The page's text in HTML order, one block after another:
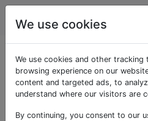
Als
getaggte
We use cookies
We use cookies and other
browsing experience on our
content and targeted ads, to
understand where our visitors are
By continuing, you consent to our